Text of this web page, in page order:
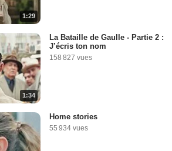
1:29
1:34
La Bataille de Gaulle - Partie 2 :
J’écris ton nom
158 827 vues
Home stories
55 934 vues